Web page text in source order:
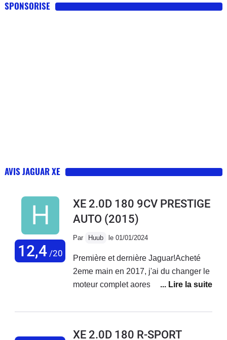
SPONSORISE
AVIS JAGUAR XE
12,4/20
XE 2.0D 180 9CV PRESTIGE
AUTO (2015)
Par Huub le 01/01/2024
Première et dernière Jaguar!Acheté
2eme main en 2017, j'ai du changer le
moteur complet aores 120000
coussins de bielle, turbo et pompe a
bord resemble a un arbre de noel,
XE 2.0D 180 R-SPORT